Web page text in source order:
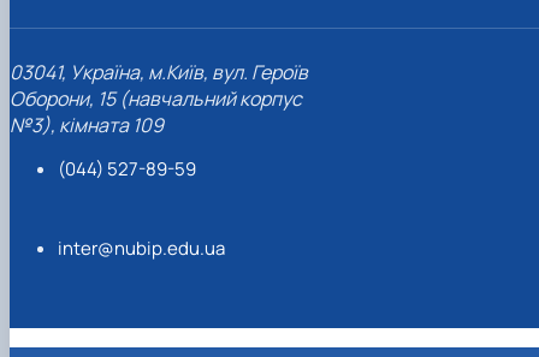
03041, Україна, м.Київ, вул. Героїв
Оборони, 15 (навчальний корпус
№3), кімната 109
(044) 527-89-59
inter@nubip.edu.ua